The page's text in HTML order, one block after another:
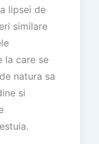
lipsei de
similare
la care se
natura sa
si